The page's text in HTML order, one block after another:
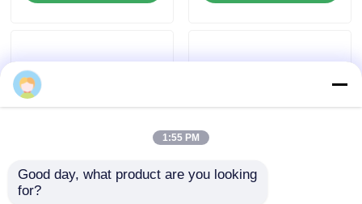
Treten Sie mit uns in Verbindung
Fordern Sie ein Zitat
Anzeige LCD TFT
1.8 Zoll Transflexive
1:55 PM
Good day, what product are you looking
for?